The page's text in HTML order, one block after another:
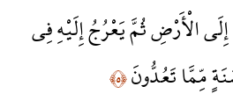
الْأَرْضِ ثُمَّ يَعْرُجُ إِلَيْهِ فِي
مِّمَّا تَعُدُّونَ﴿٥﴾